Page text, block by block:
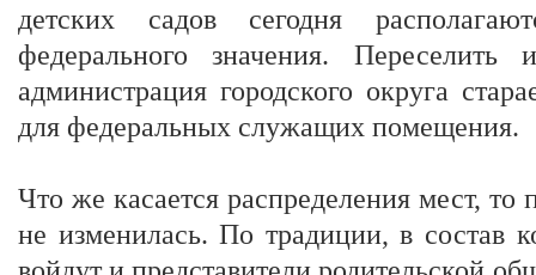
детских садов сегодня
федерального значения.
администрация городского округа
для федеральных служащих помещения.
Что же касается распределения мест, то
не изменилась. По традиции, в состав